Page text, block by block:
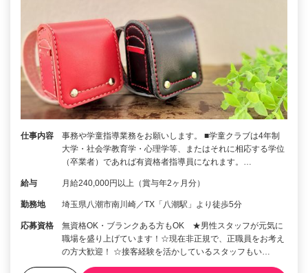
仕事内容
事務や学童指導業務をお願いします。 ■学童クラブは4年制
大学・社会学教育学・心理学等、またはそれに相応する学位
（卒業者）であれば有資格者指導員になれます。…
給与 月給240,000円以上（賞与年2ヶ月分）
勤務地 埼玉県八潮市南川崎／TX「八潮駅」より徒歩5分
応募資格
無資格OK・ブランクある方もOK ★男性スタッフが元気に
職場を盛り上げています！☆現在非正規で、正職員をお考え
の方大歓迎！ ☆接客経験を活かしているスタッフもい…